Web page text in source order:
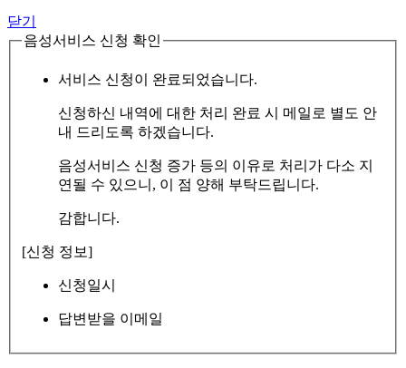
닫기
음성서비스 신청 확인
서비스 신청이 완료되었습니다.
신청하신 내역에 대한 처리 완료 시 메일로 별도 안
내 드리도록 하겠습니다.
음성서비스 신청 증가 등의 이유로 처리가 다소 지
연될 수 있으니, 이 점 양해 부탁드립니다.
감합니다.
[신청 정보]
신청일시
답변받을 이메일